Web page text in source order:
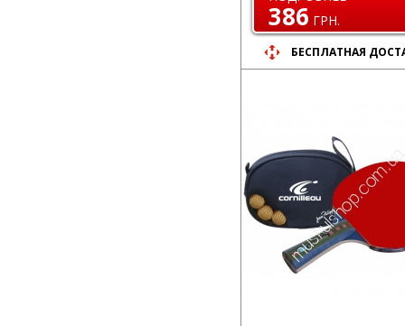
386 ГРН.
БЕСПЛАТНАЯ